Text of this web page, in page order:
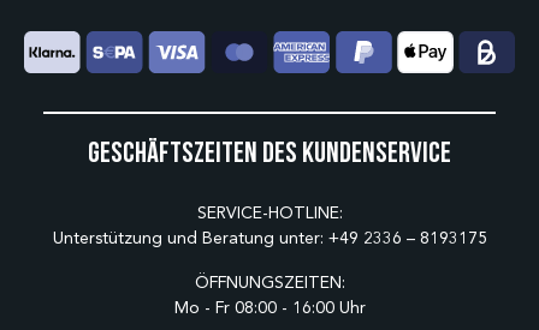
Geschäftszeiten des Kundenservice
SERVICE-HOTLINE:
Unterstützung und Beratung unter: +49 2336 – 8193175
ÖFFNUNGSZEITEN:
Mo - Fr 08:00 - 16:00 Uhr